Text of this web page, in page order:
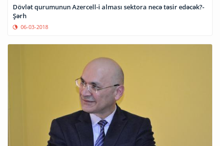
Dövlət qurumunun Azercell-i alması sektora necə təsir edəcək?-
Şərh
06-03-2018